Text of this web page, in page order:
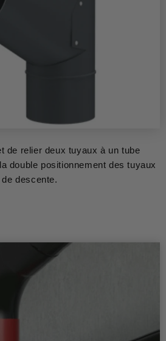
de relier deux tuyaux à un tube
double positionnement des tuyaux
de descente.